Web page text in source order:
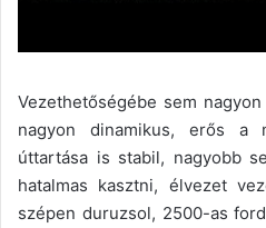
Vezethetőségébe sem
nagyon dinamikus, erős a
úttartása is stabil, nagyobb
hatalmas kasztni, élvezet
szépen duruzsol, 2500-as